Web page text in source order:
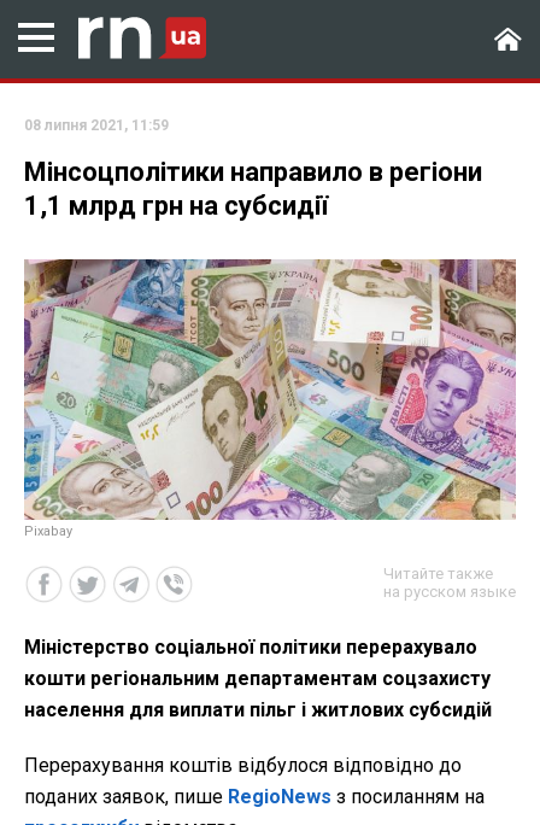
08 липня 2021, 11:59
Мінсоцполітики направило в регіони
1,1 млрд грн на субсидії
Рixabay
Читайте также
на русском языке
Міністерство соціальної політики перерахувало
кошти регіональним департаментам соцзахисту
населення для виплати пільг і житлових субсидій
Перерахування коштів відбулося відповідно до
поданих заявок, пише RegioNews з посиланням на